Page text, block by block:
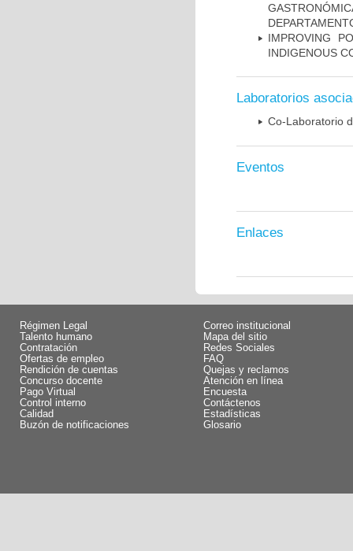
IMPROVING
INDIGENOUS
Laboratorios
Co-Laboratorio
Eventos
Enlaces
Régimen Legal
Talento humano
Contratación
Ofertas de empleo
Rendición de cuentas
Concurso docente
Pago Virtual
Control interno
Calidad
Buzón de notificaciones
Correo institucional
Mapa del sitio
Redes Sociales
FAQ
Quejas y reclamos
Atención en línea
Encuesta
Contáctenos
Estadísticas
Glosario